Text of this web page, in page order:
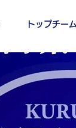
トップチーム